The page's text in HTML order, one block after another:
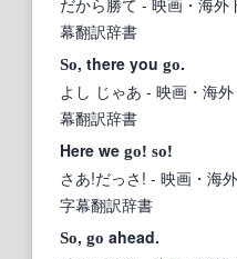
だから勝て - 映画・海外
幕翻訳辞書
So, there you go.
よし じゃあ - 映画・海
幕翻訳辞書
Here we go! so!
さあ!だっさ! - 映画・海
字幕翻訳辞書
So, go ahead.